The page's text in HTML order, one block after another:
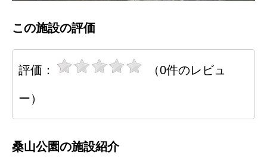
この施設の評価
評価： （0件のレビュ
ー）
桑山公園の施設紹介